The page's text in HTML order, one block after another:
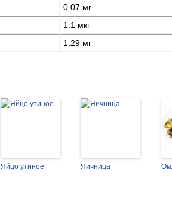
0.07 мг
1.1 мкг
1.29 мг
Яйцо утиное Яичница